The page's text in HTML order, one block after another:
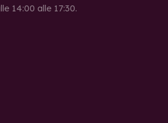
14:00 alle 17:30.